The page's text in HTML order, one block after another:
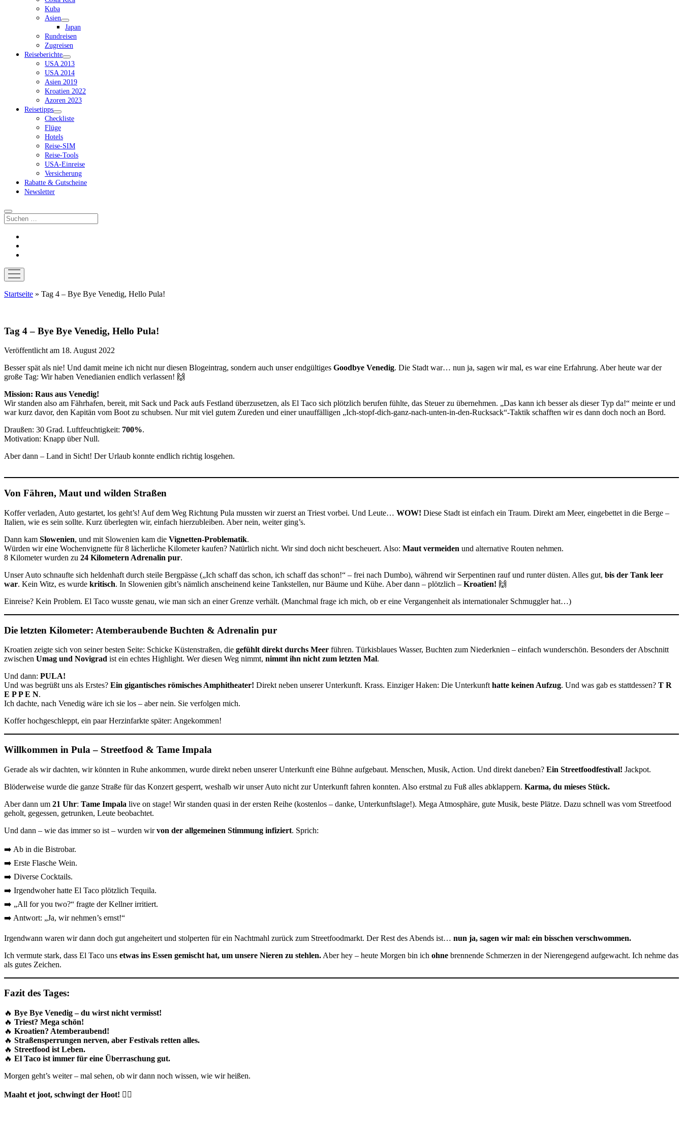
Kuba
Asien
Dropdown-
Menü
öffnen
Japan
Rundreisen
Zugreisen
Reiseberichte
Dropdown-
Menü
öffnen
USA 2013
USA 2014
Asien 2019
Kroatien 2022
Azoren 2023
Reisetipps
Dropdown-
Menü
öffnen
Checkliste
Flüge
Hotels
Reise-SIM
Reise-Tools
USA-Einreise
Versicherung
Rabatte & Gutscheine
Newsletter
Suchen
Menü
öffnen
Startseite » Tag 4 – Bye Bye Venedig, Hello Pula!
Tag 4 – Bye Bye Venedig, Hello Pula!
Veröffentlicht am 18. August 2022
Besser spät als nie! Und damit meine ich nicht nur diesen Blogeintrag, sondern auch unser endgültiges Goodbye Venedig. Die Stadt war… nun ja, sagen wir mal, es war eine Erfahrung. Aber heute war der
große Tag: Wir haben Venedianien endlich verlassen! 🙌
Mission: Raus aus Venedig!
Wir standen also am Fährhafen, bereit, mit Sack und Pack aufs Festland überzusetzen, als El Taco sich plötzlich berufen fühlte, das Steuer zu übernehmen. „Das kann ich besser als dieser Typ da!“ meinte er und
war kurz davor, den Kapitän vom Boot zu schubsen. Nur mit viel gutem Zureden und einer unauffälligen „Ich-stopf-dich-ganz-nach-unten-in-den-Rucksack“-Taktik schafften wir es dann doch noch an Bord.
Draußen: 30 Grad. Luftfeuchtigkeit: 700%.
Motivation: Knapp über Null.
Aber dann – Land in Sicht! Der Urlaub konnte endlich richtig losgehen.
Von Fähren, Maut und wilden Straßen
Koffer verladen, Auto gestartet, los geht’s! Auf dem Weg Richtung Pula mussten wir zuerst an Triest vorbei. Und Leute… WOW! Diese Stadt ist einfach ein Traum. Direkt am Meer, eingebettet in die Berge –
Italien, wie es sein sollte. Kurz überlegten wir, einfach hierzubleiben. Aber nein, weiter ging’s.
Dann kam Slowenien, und mit Slowenien kam die Vignetten-Problematik.
Würden wir eine Wochenvignette für 8 lächerliche Kilometer kaufen? Natürlich nicht. Wir sind doch nicht bescheuert. Also: Maut vermeiden und alternative Routen nehmen.
8 Kilometer wurden zu 24 Kilometern Adrenalin pur.
Unser Auto schnaufte sich heldenhaft durch steile Bergpässe („Ich schaff das schon, ich schaff das schon!“ – frei nach Dumbo), während wir Serpentinen rauf und runter düsten. Alles gut, bis der Tank leer
war. Kein Witz, es wurde kritisch. In Slowenien gibt’s nämlich anscheinend keine Tankstellen, nur Bäume und Kühe. Aber dann – plötzlich – Kroatien! 🙌
Einreise? Kein Problem. El Taco wusste genau, wie man sich an einer Grenze verhält. (Manchmal frage ich mich, ob er eine Vergangenheit als internationaler Schmuggler hat…)
Die letzten Kilometer: Atemberaubende Buchten & Adrenalin pur
Kroatien zeigte sich von seiner besten Seite: Schicke Küstenstraßen, die gefühlt direkt durchs Meer führen. Türkisblaues Wasser, Buchten zum Niederknien – einfach wunderschön. Besonders der Abschnitt
zwischen Umag und Novigrad ist ein echtes Highlight. Wer diesen Weg nimmt, nimmt ihn nicht zum letzten Mal.
Und dann: PULA!
Und was begrüßt uns als Erstes? Ein gigantisches römisches Amphitheater! Direkt neben unserer Unterkunft. Krass. Einziger Haken: Die Unterkunft hatte keinen Aufzug. Und was gab es stattdessen? T R
E P P E N.
Ich dachte, nach Venedig wäre ich sie los – aber nein. Sie verfolgen mich.
Koffer hochgeschleppt, ein paar Herzinfarkte später: Angekommen!
Willkommen in Pula – Streetfood & Tame Impala
Gerade als wir dachten, wir könnten in Ruhe ankommen, wurde direkt neben unserer Unterkunft eine Bühne aufgebaut. Menschen, Musik, Action. Und direkt daneben? Ein Streetfoodfestival! Jackpot.
Blöderweise wurde die ganze Straße für das Konzert gesperrt, weshalb wir unser Auto nicht zur Unterkunft fahren konnten. Also erstmal zu Fuß alles abklappern. Karma, du mieses Stück.
Aber dann um 21 Uhr: Tame Impala live on stage! Wir standen quasi in der ersten Reihe (kostenlos – danke, Unterkunftslage!). Mega Atmosphäre, gute Musik, beste Plätze. Dazu schnell was vom Streetfood
geholt, gegessen, getrunken, Leute beobachtet.
Und dann – wie das immer so ist – wurden wirvon der allgemeinen Stimmung infiziert. Sprich:
➡️ Ab in die Bistrobar.
➡️ Erste Flasche Wein.
➡️ Diverse Cocktails.
➡️ Irgendwoher hatte El Taco plötzlich Tequila.
➡️ „All for you two?“ fragte der Kellner irritiert.
➡️ Antwort: „Ja, wir nehmen’s ernst!“
Irgendwann waren wir dann doch gut angeheitert und stolperten für ein Nachtmahl zurück zum Streetfoodmarkt. Der Rest des Abends ist… nun ja, sagen wir mal: ein bisschen verschwommen.
Ich vermute stark, dass El Taco uns etwas ins Essen gemischt hat, um unsere Nieren zu stehlen. Aber hey – heute Morgen bin ich ohne brennende Schmerzen in der Nierengegend aufgewacht. Ich nehme das
als gutes Zeichen.
Fazit des Tages:
🔥 Bye Bye Venedig – du wirst nicht vermisst!
🔥 Triest? Mega schön!
🔥 Kroatien? Atemberaubend!
🔥 Straßensperrungen nerven, aber Festivals retten alles.
🔥 Streetfood ist Leben.
🔥 El Taco ist immer für eine Überraschung gut.
Morgen geht’s weiter – mal sehen, ob wir dann noch wissen, wie wir heißen.
Maaht et joot, schwingt der Hoot! 🏴‍☠️